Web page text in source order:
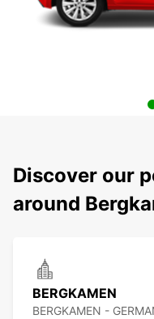
Discover our
around
BERGKAMEN
BERGKAMEN -